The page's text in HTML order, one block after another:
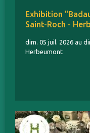
Exhibition
Saint-Roch -
dim. 05 juil. 2026 au
Herbeumont